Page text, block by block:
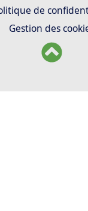
de
Gestion des